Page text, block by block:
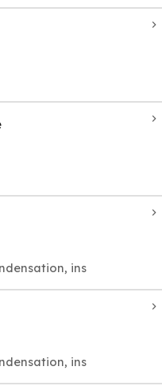
ins
ins